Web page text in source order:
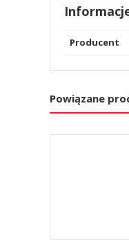
Producent
Powiązane